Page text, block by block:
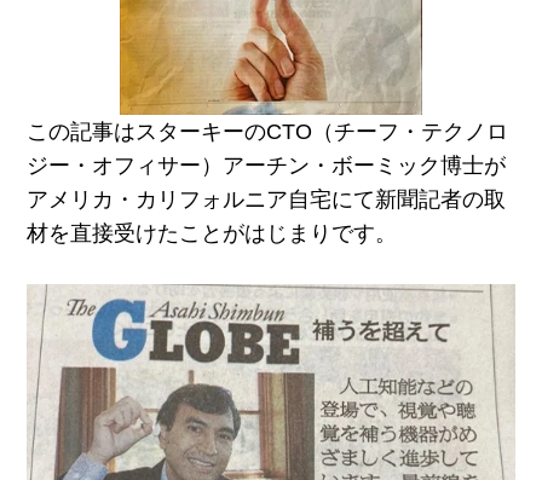
この記事はスターキーのCTO（チーフ・テクノロ
ジー・オフィサー）アーチン・ボーミック博士が
アメリカ・カリフォルニア自宅にて新聞記者の取
材を直接受けたことがはじまりです。